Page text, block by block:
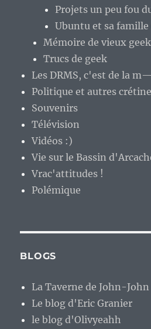
Projets un peu fou
Ubuntu et sa
Mémoire de vieux geek
Trucs de geek
Les DRMS, c'est de la
Politique et autres
Souvenirs
Télévision
Vidéos :)
Vie sur le Bassin
Vrac'attitudes !
Polémique
BLOGS
La Taverne de John-John
Le blog d'Eric Granier
le blog d'Olivyeahh